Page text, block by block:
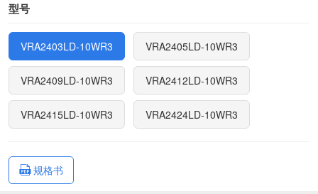
型号
VRA2403LD-10WR3 VRA2405LD-10WR3
VRA2409LD-10WR3 VRA2412LD-10WR3
VRA2415LD-10WR3 VRA2424LD-10WR3
规格书